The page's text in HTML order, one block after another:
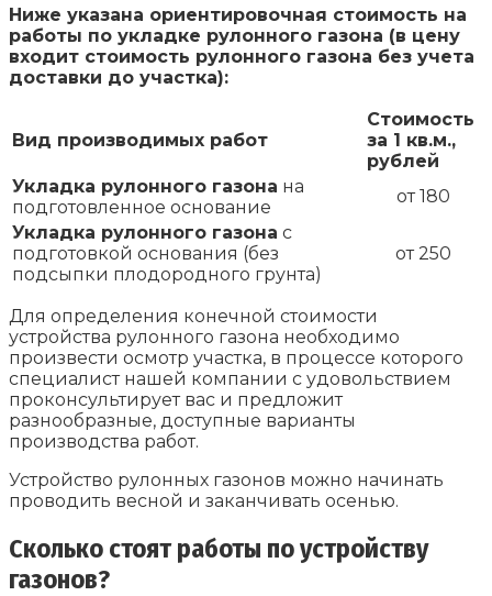
Ниже указана ориентировочная стоимость на
работы по укладке рулонного газона (в цену
входит стоимость рулонного газона без учета
доставки до участка):
Вид производимых работ
Стоимость
за 1 кв.м.,
рублей
Укладка рулонного газона на
подготовленное основание
от 180
Укладка рулонного газона с
подготовкой основания (без
подсыпки плодородного грунта)
от 250
Для определения конечной стоимости
устройства рулонного газона необходимо
произвести осмотр участка, в процессе которого
специалист нашей компании с удовольствием
проконсультирует вас и предложит
разнообразные, доступные варианты
производства работ.
Устройство рулонных газонов можно начинать
проводить весной и заканчивать осенью.
Сколько стоят работы по устройству
газонов?